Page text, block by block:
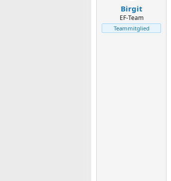
Birgit
EF-Team
Teammitglied